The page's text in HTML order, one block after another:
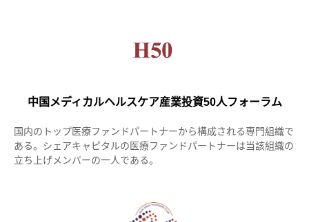
中国メディカルヘルスケア産業投資50人フォーラム
国内のトップ医療ファンドパートナーから構成される専門組織で
ある。シェアキャピタルの医療ファンドパートナーは当該組織の
立ち上げメンバーの一人である。